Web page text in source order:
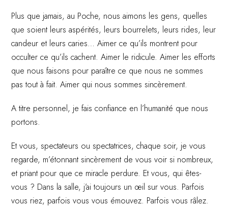
Plus que jamais, au Poche, nous aimons les gens, quelles
que soient leurs aspérités, leurs bourrelets, leurs rides, leur
candeur et leurs caries… Aimer ce qu’ils montrent pour
occulter ce qu’ils cachent. Aimer le ridicule. Aimer les efforts
que nous faisons pour paraître ce que nous ne sommes
pas tout à fait. Aimer qui nous sommes sincèrement.
A titre personnel, je fais confiance en l’humanité que nous
portons.
Et vous, spectateurs ou spectatrices, chaque soir, je vous
regarde, m’étonnant sincèrement de vous voir si nombreux,
et priant pour que ce miracle perdure. Et vous, qui êtes-
vous ? Dans la salle, j’ai toujours un œil sur vous. Parfois
vous riez, parfois vous vous émouvez. Parfois vous râlez.